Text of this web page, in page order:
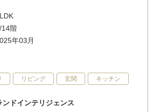
14階
年03月
リビング 玄関 キッチン
ドインテリジェンス